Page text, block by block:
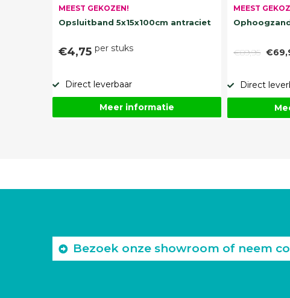
MEEST GEKOZEN!
Opsluitband 5x15x100cm antraciet
€4,75 per stuks
Direct leverbaar
Meer informatie
MEEST
€89,95
Direct
Bezoek onze showroom of neem